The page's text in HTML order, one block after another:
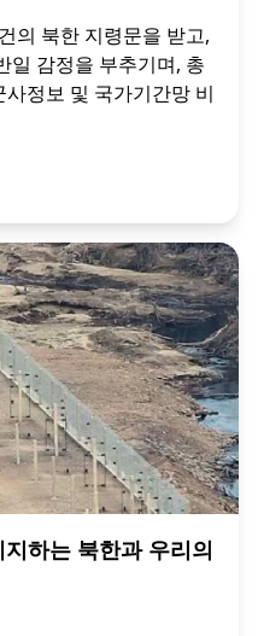
의 북한 지령문을 받고,
일 감정을 부추기며, 총
정보 및 국가기간망 비
하는 북한과 우리의